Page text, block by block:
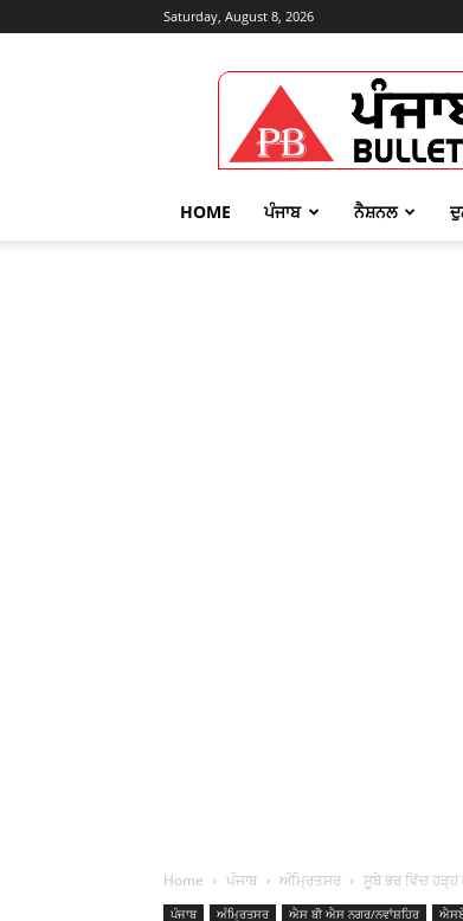
Saturday, August 8, 2026
Punjabi
Bulletin
HOME ਪੰਜਾਬ ਨੈਸ਼ਨਲ
Home ਪੰਜਾਬ ਅੰਮ੍ਰਿਤਸਰ ਸੂਬੇ ਭਰ ਵਿੱਚ ਹੜ੍ਹ
ਪੰਜਾਬ ਅੰਮ੍ਰਿਤਸਰ ਐਸ ਬੀ ਐਸ ਨਗਰ/ਨਵਾਂਸ਼ਹਿਰ